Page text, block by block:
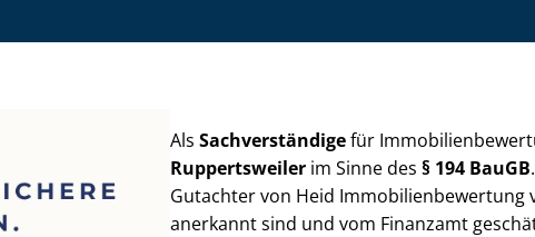
AlsSachverständigefür
Ruppertsweiler im Sinne des§ 194 BauGB
Gutachter von Heid Im­mo­bi­li­en­be­wer­tung
anerkannt sind und vom Finanzamt